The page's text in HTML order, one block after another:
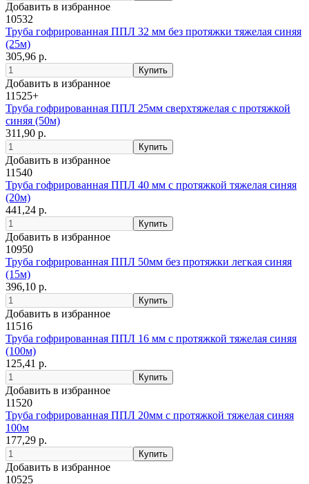
Добавить в избранное
10532
Труба гофрированная ППЛ 32 мм без протяжки тяжелая синяя
(25м)
305,96 р.
Добавить в избранное
11525+
Труба гофрированная ППЛ 25мм сверхтяжелая с протяжкой
синяя (50м)
311,90 р.
Добавить в избранное
11540
Труба гофрированная ППЛ 40 мм с протяжкой тяжелая синяя
(20м)
441,24 р.
Добавить в избранное
10950
Труба гофрированная ППЛ 50мм без протяжки легкая синяя
(15м)
396,10 р.
Добавить в избранное
11516
Труба гофрированная ППЛ 16 мм с протяжкой тяжелая синяя
(100м)
125,41 р.
Добавить в избранное
11520
Труба гофрированная ППЛ 20мм с протяжкой тяжелая синяя
100м
177,29 р.
Добавить в избранное
10525